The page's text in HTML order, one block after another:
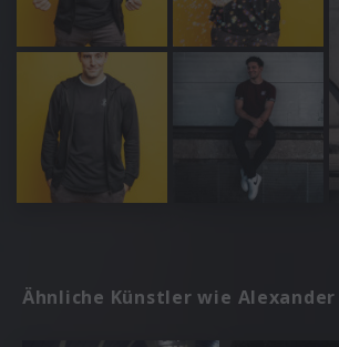
Ähnliche Künstler wie Alexander